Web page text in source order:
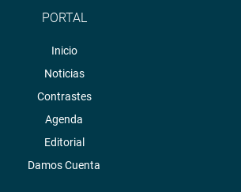
PORTAL
Inicio
Noticias
Contrastes
Agenda
Editorial
Damos Cuenta